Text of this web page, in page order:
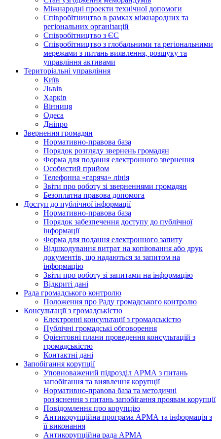
Міжнародні проекти технічної допомоги
Співробітництво в рамках міжнародних та
регіональних організацій
Співробітництво з ЄС
Співробітництво з глобальними та регіональними
мережами з питань виявлення, розшуку та
управління активами
Територіальні управління
Київ
Львів
Харків
Вінниця
Одеса
Дніпро
Звернення громадян
Нормативно-правова база
Порядок розгляду звернень громадян
Форма для подання електронного звернення
Особистий прийом
Телефонна «гаряча» лінія
Звіти про роботу зі зверненнями громадян
Безоплатна правова допомога
Доступ до публічної інформації
Нормативно-правова база
Порядок забезпечення доступу до публічної
інформації
Форма для подання електронного запиту
Відшкодування витрат на копіювання або друк
документів, що надаються за запитом на
інформацію
Звіти про роботу зі запитами на інформацію
Відкриті дані
Рада громадського контролю
Положення про Раду громадського контролю
Консультації з громадськістю
Електронні консультації з громадськістю
Публічні громадські обговорення
Орієнтовні плани проведення консультацій з
громадськістю
Контактні дані
Запобігання корупції
Уповноважений підрозділ АРМА з питань
запобігання та виявлення корупції
Нормативно-правова база та методичні
роз'яснення з питань запобігання проявам корупції
Повідомлення про корупцію
Антикорупційна програма АРМА та інформація з
її виконання
Антикорупційна рада АРМА